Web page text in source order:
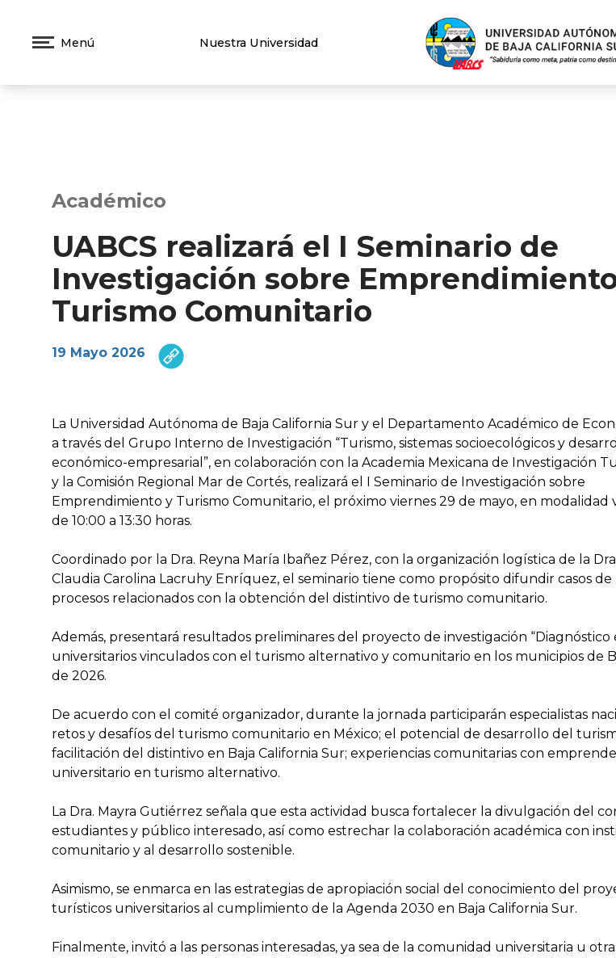
Menú Nuestra Universidad
Académico
UABCS realizará el I Seminario de
Investigación sobre
Turismo Comunitario
19 Mayo 2026
La Universidad Autónoma de Baja California Sur y el Departamento Académico de
a través del Grupo Interno de Investigación “Turismo, sistemas socioecológicos y
económico-empresarial”, en colaboración con la Academia Mexicana de Investigación
y la Comisión Regional Mar de Cortés, realizará el I Seminario de Investigación sobre
Emprendimiento y Turismo Comunitario, el próximo viernes 29 de mayo, en modalidad
de 10:00 a 13:30 horas.
Coordinado por la Dra. Reyna María Ibañez Pérez, con la organización logística de la
Claudia Carolina Lacruhy Enríquez, el seminario tiene como propósito difundir casos
procesos relacionados con la obtención del distintivo de turismo comunitario.
Además, presentará resultados preliminares del proyecto de investigación
universitarios vinculados con el turismo alternativo y comunitario en los municipios de
de 2026.
De acuerdo con el comité organizador, durante la jornada participarán especialistas
retos y desafíos del turismo comunitario en México; el potencial de desarrollo del
facilitación del distintivo en Baja California Sur; experiencias comunitarias con
universitario en turismo alternativo.
La Dra. Mayra Gutiérrez señala que esta actividad busca fortalecer la divulgación del
estudiantes y público interesado, así como estrechar la colaboración académica con
comunitario y al desarrollo sostenible.
Asimismo, se enmarca en las estrategias de apropiación social del conocimiento del
turísticos universitarios al cumplimiento de la Agenda 2030 en Baja California Sur.
Finalmente, invitó a las personas interesadas, ya sea de la comunidad universitaria u